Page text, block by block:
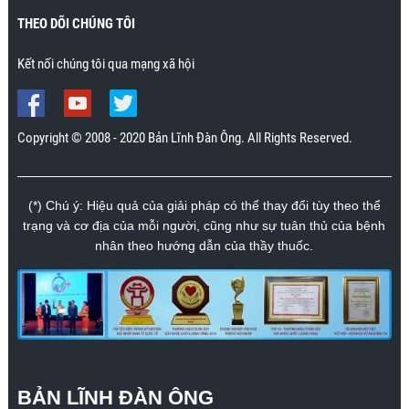
THEO DÕI CHÚNG TÔI
Kết nối chúng tôi qua mạng xã hội
Copyright © 2008 - 2020 Bản Lĩnh Đàn Ông. All Rights Reserved.
(*) Chú ý: Hiệu quả của giải pháp có thể thay đổi tùy theo thể
trạng và cơ địa của mỗi người, cũng như sự tuân thủ của bệnh
nhân theo hướng dẫn của thầy thuốc.
BẢN LĨNH ĐÀN ÔNG